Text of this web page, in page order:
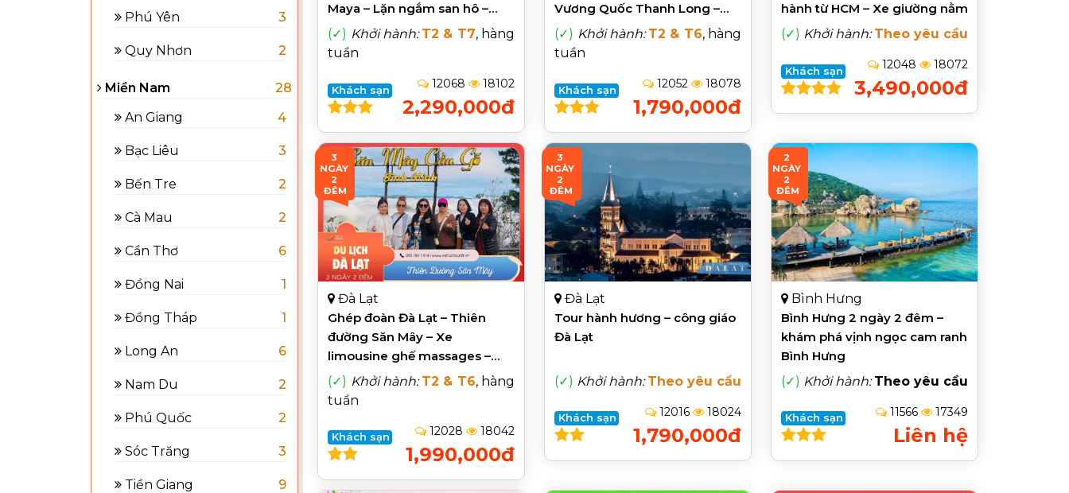
Phú Yên 3
Quy Nhơn 2
Miền Nam
28
An Giang
4
Bạc Liêu 3
Bến Tre 2
Cà Mau 2
Cần Thơ 6
Đồng Nai 1
Đồng Tháp 1
Long An 6
Nam Du 2
Phú Quốc 2
Sóc Trăng 3
Tiền Giang 9
Maya – Lặn ngắm san hô –
Bữa tối tôm hùm
(✓) Khởi hành: T2 & T7, hàng
tuần
Khách sạn 12068 18102
2,290,000đ
Vương Quốc Thanh Long –
Tiệc Gala
(✓) Khởi hành: T2 & T6, hàng
tuần
Khách sạn 12052 18078
1,790,000đ
hành từ HCM – Xe giường nằm
(✓) Khởi hành: Theo yêu cầu
Khách sạn 12048 18072
3,490,000đ
3
NGÀY
2
ĐÊM
Đà Lạt
Ghép đoàn Đà Lạt – Thiên
đường Săn Mây – Xe
limousine ghế massages –
Hạng thương gia
(✓) Khởi hành: T2 & T6, hàng
tuần
Khách sạn 12028 18042
1,990,000đ
3
NGÀY
2
ĐÊM
Đà Lạt
Tour hành hương – công giáo
Đà Lạt
(✓) Khởi hành: Theo yêu cầu
Khách sạn 12016 18024
1,790,000đ
2
NGÀY
2
ĐÊM
Bình Hưng
Bình Hưng 2 ngày 2 đêm –
khám phá vịnh ngọc cam ranh
Bình Hưng
(✓) Khởi hành: Theo yêu cầu
Khách sạn 11566 17349
Liên hệ